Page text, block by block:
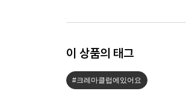
이 상품의 태그
#크레마클럽에있어요